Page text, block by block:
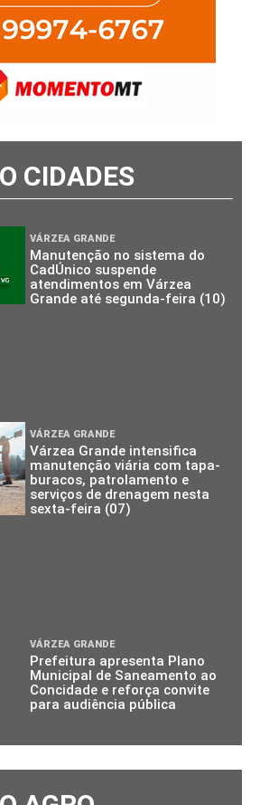
CIDADES
VÁRZEA GRANDE
Manutenção no sistema do
CadÚnico suspende
atendimentos em Várzea
Grande até segunda-feira (10)
VÁRZEA GRANDE
Várzea Grande intensifica
manutenção viária com tapa-
buracos, patrolamento e
serviços de drenagem nesta
sexta-feira (07)
VÁRZEA GRANDE
Prefeitura apresenta Plano
Municipal de Saneamento ao
Concidade e reforça convite
para audiência pública